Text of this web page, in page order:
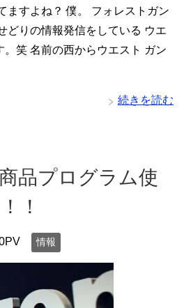
ますよね？ 僕。 フォレストガン
どりの情報発信をしている ウエ
。笑 名前の西からウエスト ガン
続きを読む
品プログラム使
！
情報